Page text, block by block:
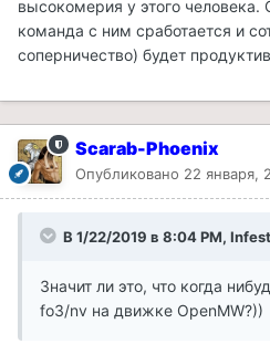
высокомерия у этого человека.
команда с ним сработается и
соперничество) будет
Scarab-Phoenix
Опубликовано 22 января,
В 1/22/2019 в 8:04 PM,
Значит ли это, что когда
fo3/nv на движке OpenMW?))